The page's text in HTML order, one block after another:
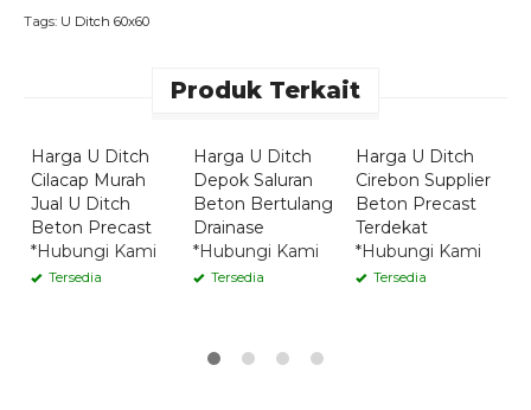
Tags: U Ditch 60x60
Produk Terkait
Harga U Ditch
Cilacap Murah
Jual U Ditch
Beton Precast
*Hubungi Kami
Tersedia
Pesan
Harga U Ditch
Depok Saluran
Beton Bertulang
Drainase
*Hubungi Kami
Tersedia
Harga U Ditch
Cirebon Supplier
Beton Precast
Terdekat
*Hubungi Kami
Tersedia